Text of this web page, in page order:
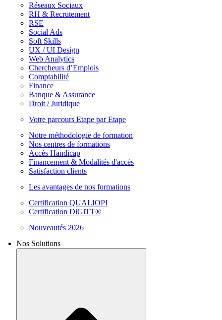
Réseaux Sociaux
RH & Recrutement
RSE
Social Ads
Soft Skills
UX / UI Design
Web Analytics
Chercheurs d’Emplois
Comptabilité
Finance
Banque & Assurance
Droit / Juridique
Votre parcours Etape par Etape
Notre méthodologie de formation
Nos centres de formations
Accès Handicap
Financement & Modalités d'accès
Satisfaction clients
Les avantages de nos formations
Certification QUALIOPI
Certification DiGiTT®
Nouveautés 2026
Nos Solutions